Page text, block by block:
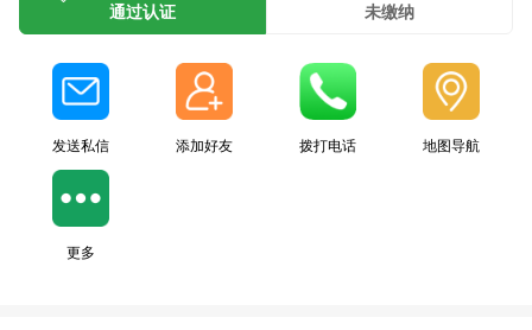
通过认证 未缴纳
发送私信 添加好友 拨打电话 地图导航
更多